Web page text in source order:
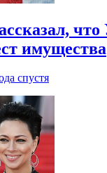
имущества
спустя